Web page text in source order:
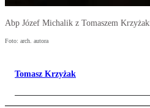
Abp Józef Michalik z Tomaszem
Foto: arch. autora
Tomasz Krzyżak